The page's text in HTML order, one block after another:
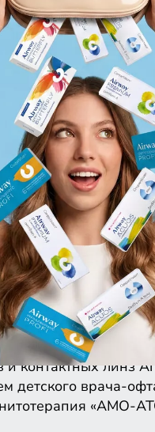
Уфе, Рыбинске.
и контактных линз
детского врача-
«АМО-
и контактных линз
детского врача-
«АМО-